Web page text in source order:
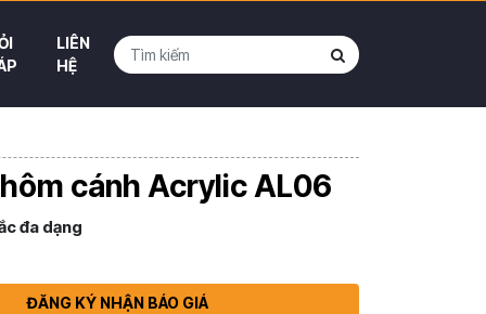
LIÊN
HỆ
cánh Acrylic AL06
đa dạng
ĐĂNG KÝ NHẬN BÁO GIÁ